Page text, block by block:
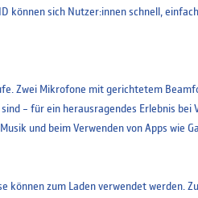
können sich Nutzer:innen schnell,
Zwei Mikrofone mit gerichtetem
– für ein herausragendes Erlebnis bei
und beim Verwenden von Apps wie
können zum Laden verwendet werden.